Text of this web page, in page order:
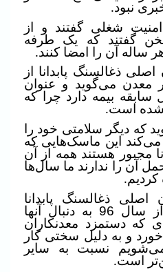
نبود.
شغلی گفتند و از
گفتند که یک طرفه
ساله آن را امضا کنند.
ذغالسنگ پابدانا از
معدن می‌گوید و عنوان
که تنها 17 سال سابقه بیمه دارد چرا که
است.
که دیگر سلامتی خود را
می‌کند این ماسک‌هایی که
مجبور هستند همه از آن
آن را ندارند ما سال‌ها
کردیم.
اصلی ذغالسنگ پابدانا
که از سال 96 به دنبال آنها
که دستمزد معدنکاران
ضریب 6 می‌خورد و به دلیل سختی کار
می‌شویم نسبت به سایر
است.